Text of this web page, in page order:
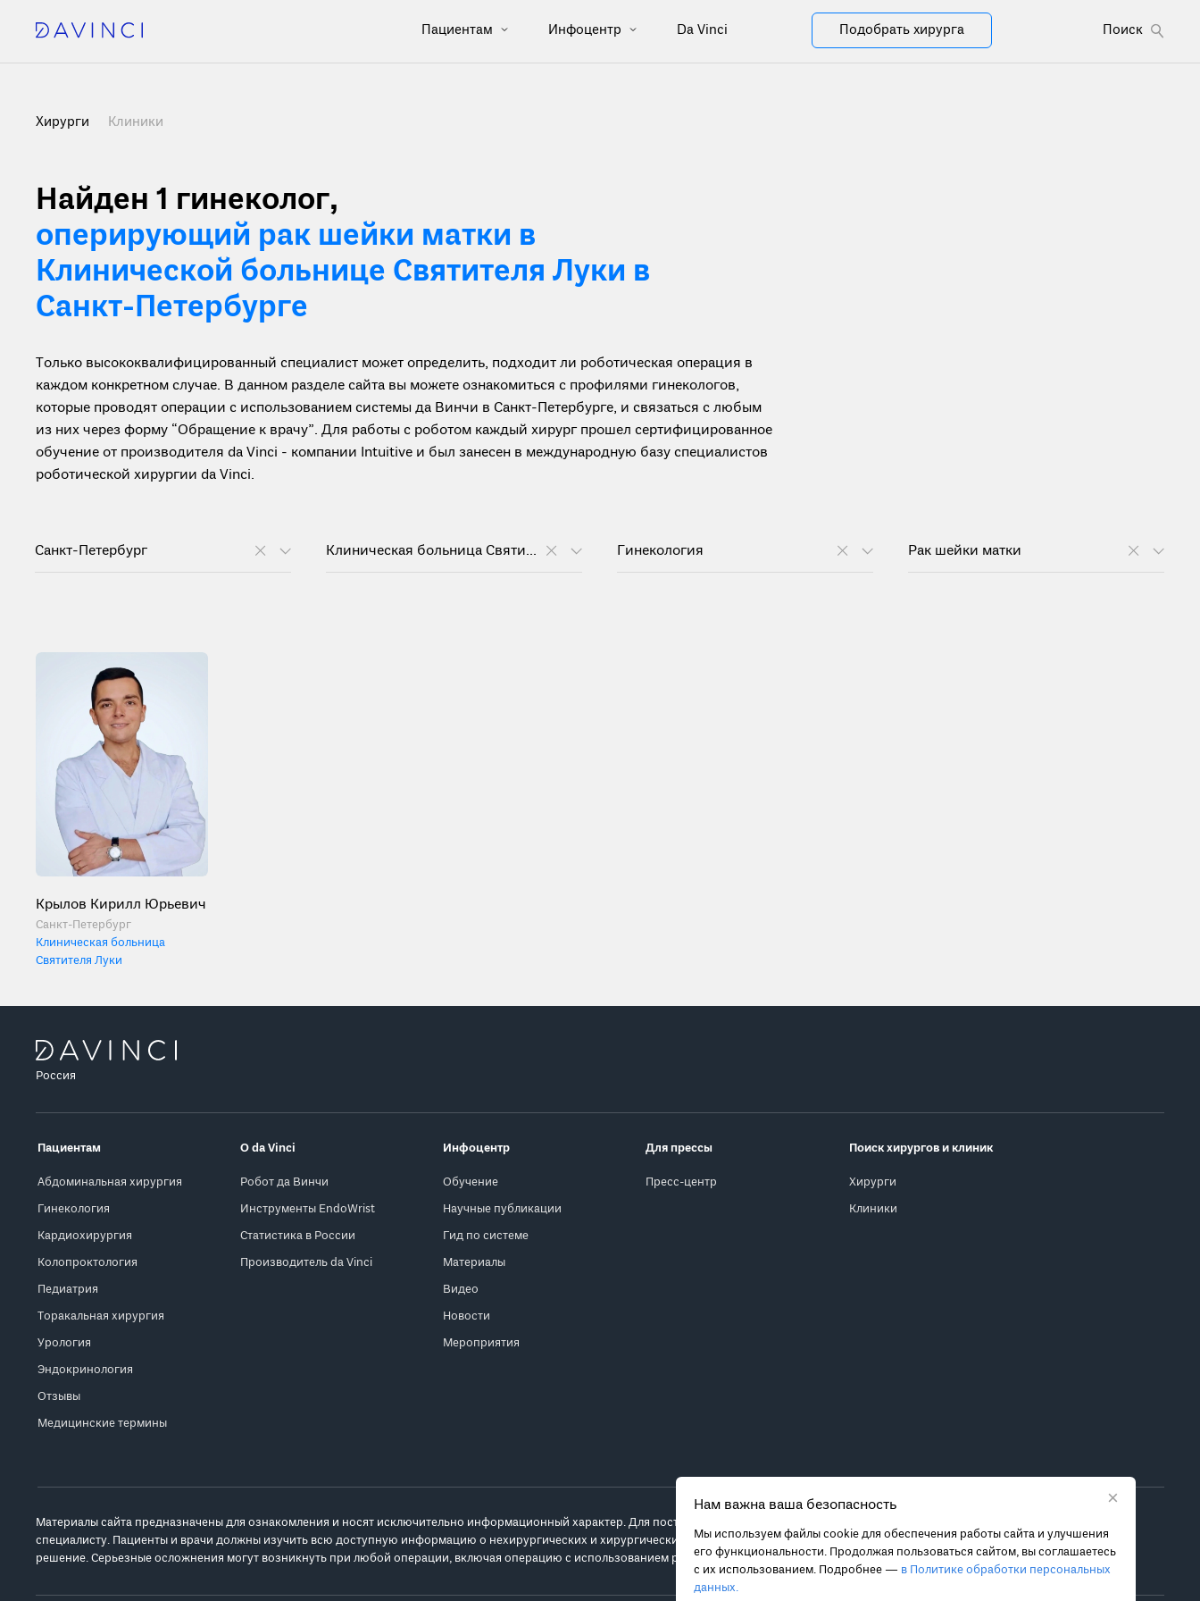
Пациентам Инфоцентр Da Vinci Подобрать хирурга Поиск
Хирурги Клиники
Найден 1 гинеколог,
оперирующий рак шейки матки в
Клинической больнице Святителя Луки в
Санкт-Петербурге
Только высококвалифицированный специалист может определить, подходит ли роботическая операция в
каждом конкретном случае. В данном разделе сайта вы можете ознакомиться с профилями гинекологов,
которые проводят операции с использованием системы да Винчи в Санкт-Петербурге, и связаться с любым
из них через форму “Обращение к врачу”. Для работы с роботом каждый хирург прошел сертифицированное
обучение от производителя da Vinci - компании Intuitive и был занесен в международную базу специалистов
роботической хирургии da Vinci.
Санкт-Петербург Клиническая больница Святителя Луки Гинекология Рак шейки матки
Крылов Кирилл Юрьевич
Санкт-Петербург
Клиническая больница
Святителя Луки
×
Нам важна ваша безопасность
Мы используем файлы cookie для обеспечения работы сайта и улучшения
его функциональности. Продолжая пользоваться сайтом, вы соглашаетесь
с их использованием. Подробнее — в Политике обработки персональных
данных.
Россия
Пациентам
Абдоминальная хирургия
Гинекология
Кардиохирургия
Колопроктология
Педиатрия
Торакальная хирургия
Урология
Эндокринология
Отзывы
Медицинские термины
О da Vinci
Робот да Винчи
Инструменты EndoWrist
Статистика в России
Производитель da Vinci
Инфоцентр
Обучение
Научные публикации
Гид по системе
Материалы
Видео
Новости
Мероприятия
Для прессы
Пресс-центр
Поиск хирургов и клиник
Хирурги
Клиники
Материалы сайта предназначены для ознакомления и носят исключительно информационный характер. Для постановки диагноза и выбора метода лечения обратитесь за консультацией к
специалисту. Пациенты и врачи должны изучить всю доступную информацию о нехирургических и хирургических вариантах лечения и связанных с ними рисках, чтобы принять обоснованное
решение. Серьезные осложнения могут возникнуть при любой операции, включая операцию с использованием робота da Vinci.